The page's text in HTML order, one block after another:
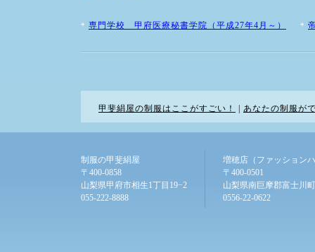
専門学校 甲府医療秘書学院（平成27年4月～）
甲斐絹屋の制服はここがすごい！ あなたの制服が
制服の甲斐絹屋
〒400-0858
山梨県甲府市相生1丁目19−2
055-222-8888
増穂店（ファッション
〒400-0501
山梨県南巨摩郡富士川
0556-22-0622